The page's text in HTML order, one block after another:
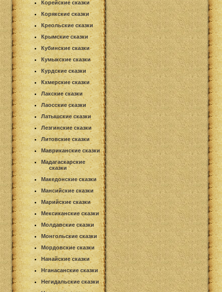
Корейские сказки
Корякские сказки
Креольские сказки
Крымские сказки
Кубинские сказки
Кумыкские сказки
Курдские сказки
Кхмерские сказки
Лакские сказки
Лаосские сказки
Латышские сказки
Лезгинские сказки
Литовские сказки
Мавриканские сказки
Мадагаскарские
сказки
Македонские сказки
Мансийские сказки
Марийские сказки
Мексиканские сказки
Молдавские сказки
Монгольские сказки
Мордовские сказки
Нанайские сказки
Нганасанские сказки
Негидальские сказки